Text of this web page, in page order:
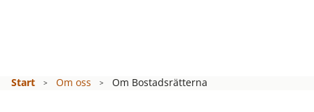
Start Om oss Om Bostadsrätterna